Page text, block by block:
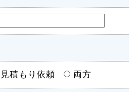
見積もり依頼 両方